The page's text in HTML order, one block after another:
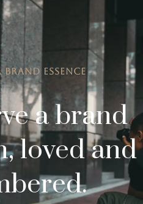
ESSENCE
a brand
loved and